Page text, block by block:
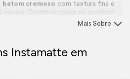
batom cremoso com textura fina e
arrasar. Conheça todas as opções!
Mais Sobre
Instamatte em